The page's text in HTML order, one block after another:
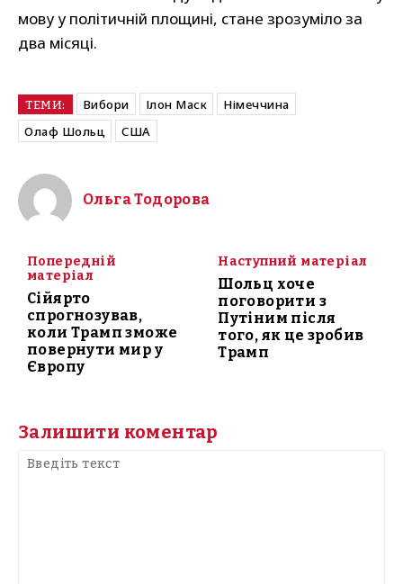
мову у політичній площині, стане зрозуміло за
два місяці.
ТЕМИ: Вибори Ілон Маск
Німеччина
Олаф Шольц
США
Ольга Тодорова
Попередній
матеріал
Сійярто
спрогнозував,
коли Трамп зможе
повернути мир у
Європу
Наступний матеріал
Шольц хоче
поговорити з
Путіним після
того, як це зробив
Трамп
Залишити коментар